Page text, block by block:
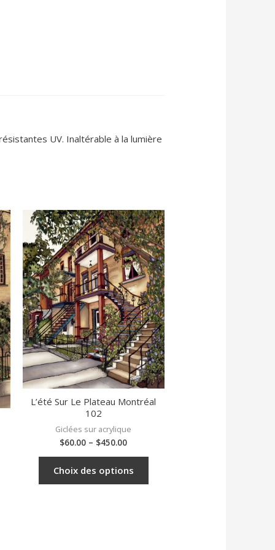
UV. Inaltérable à la lumière
L’été Sur Le Plateau Montréal
102
Giclées sur acrylique
$60.00 – $450.00
Choix des options